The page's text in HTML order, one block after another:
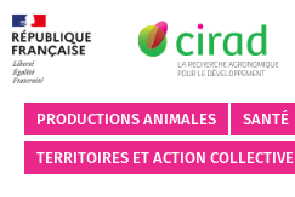
PRODUCTIONS ANIMALES SANTÉ
TERRITOIRES ET ACTION COLLECTIVE